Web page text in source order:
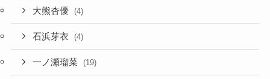
大熊杏優 (4)
石浜芽衣 (4)
一ノ瀬瑠菜 (19)